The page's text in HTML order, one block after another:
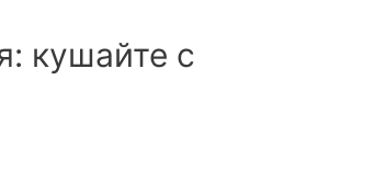
кушайте с